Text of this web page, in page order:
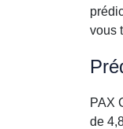
vous
PAX
de